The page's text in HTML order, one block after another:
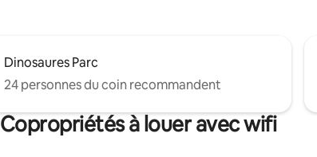
Dinosaures Parc
24 personnes du coin recommandent
Copropriétés à louer avec wifi